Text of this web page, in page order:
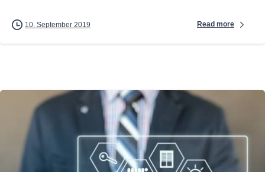
10. September 2019 Read more